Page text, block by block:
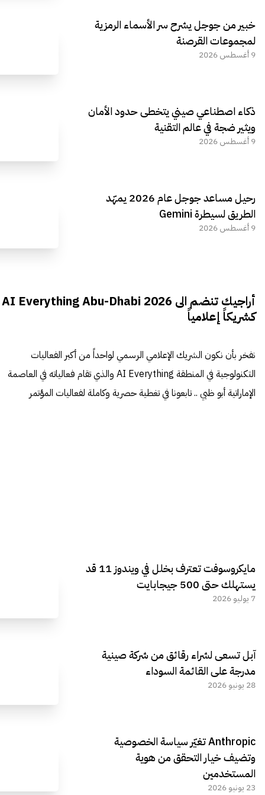
خبير من جوجل يشرح سر الأسماء الرمزية
لمجموعات القرصنة
9 أغسطس 2026
ذكاء اصطناعي صيني يتخطى حدود الأمان
ويثير ضجة في عالم التقنية
9 أغسطس 2026
رحيل مساعد جوجل عام 2026 يمهّد
الطريق لسيطرة Gemini
9 أغسطس 2026
أراجيك تنضم الى AI Everything Abu-Dhabi 2026
كشريكاً إعلامياً
نفخر بأن نكون الشريك الإعلامي الرسمي لواحداً من أكبر الفعاليات
التكنولوجية في المنطقة AI Everything والذي تقام فعالياته في العاصمة
الإماراتية أبو ظبي .. تابعونا في تغطية حصرية وكاملة لفعاليات المؤتمر
مايكروسوفت تعترف بخلل في ويندوز 11 قد
يستهلك حتى 500 جيجابايت
7 يوليو 2026
آبل تسعى لشراء رقائق من شركة صينية
مدرجة على القائمة السوداء
28 يونيو 2026
Anthropic تغيّر سياسة الخصوصية
وتضيف خيار التحقق من هوية
المستخدمين
23 يونيو 2026